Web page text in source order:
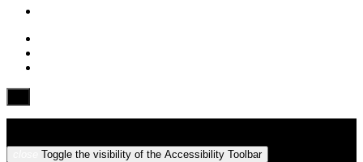
Toggle the visibility of the Accessibility Toolbar